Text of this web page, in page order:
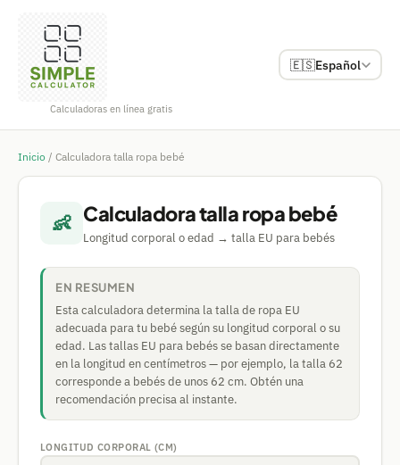
Calculadoras en línea gratis
🇪🇸Español
Inicio / Calculadora talla ropa bebé
👶 Calculadora talla ropa bebé
Longitud corporal o edad → talla EU para bebés
EN RESUMEN
Esta calculadora determina la talla de ropa EU
adecuada para tu bebé según su longitud corporal o su
edad. Las tallas EU para bebés se basan directamente
en la longitud en centímetros — por ejemplo, la talla 62
corresponde a bebés de unos 62 cm. Obtén una
recomendación precisa al instante.
LONGITUD CORPORAL (CM)